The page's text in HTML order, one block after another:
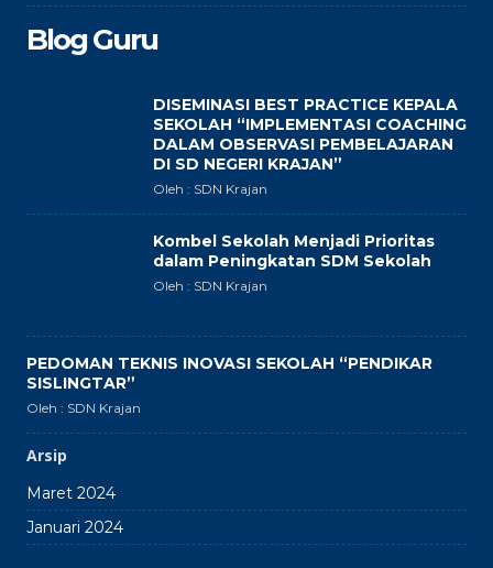
Blog Guru
DISEMINASI BEST PRACTICE KEPALA
SEKOLAH “IMPLEMENTASI COACHING
DALAM OBSERVASI PEMBELAJARAN
DI SD NEGERI KRAJAN”
Oleh : SDN Krajan
Kombel Sekolah Menjadi Prioritas
dalam Peningkatan SDM Sekolah
Oleh : SDN Krajan
PEDOMAN TEKNIS INOVASI SEKOLAH “PENDIKAR
SISLINGTAR”
Oleh : SDN Krajan
Arsip
Maret 2024
Januari 2024